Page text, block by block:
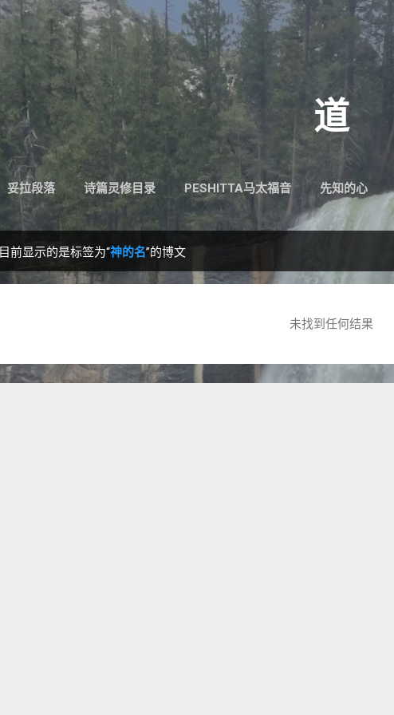
跳至主要内容
道
妥拉段落 诗篇灵修目录 PESHITTA马太福音 先知的心
目前显示的是标签为“神的名”的博文
未找到任何结果